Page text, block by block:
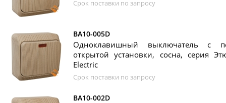
Срок поставки по запросу
BA10-005D
Одноклавишный выключатель с
открытой установки, сосна, серия
Electric
Срок поставки по запросу
BA10-002D